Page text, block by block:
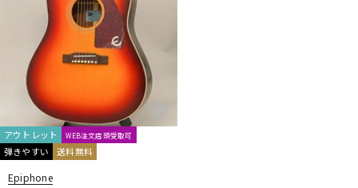
アウトレット WEB注文店頭受取可
弾きやすい 送料無料
Epiphone